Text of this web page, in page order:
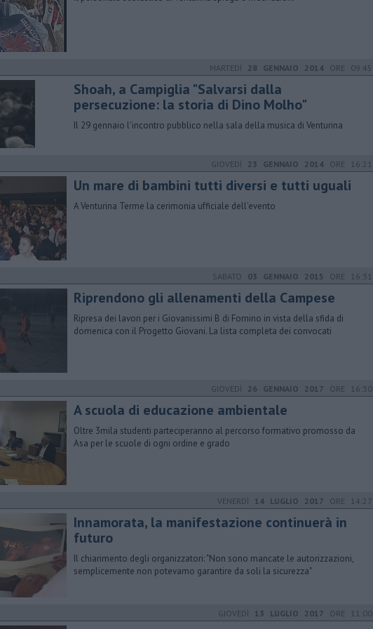
MARTEDÌ 28 GENNAIO 2014 ORE 09:45
Shoah, a Campiglia "Salvarsi dalla
persecuzione: la storia di Dino Molho"
Il 29 gennaio l'incontro pubblico nella sala della musica di Venturina
GIOVEDÌ 23 GENNAIO 2014 ORE 16:21
Un mare di bambini tutti diversi e tutti uguali
A Venturina Terme la cerimonia ufficiale dell'evento
SABATO 03 GENNAIO 2015 ORE 16:31
Riprendono gli allenamenti della Campese
Ripresa dei lavori per i Giovanissimi B di Fornino in vista della sfida di
domenica con il Progetto Giovani. La lista completa dei convocati
GIOVEDÌ 26 GENNAIO 2017 ORE 16:30
A scuola di educazione ambientale
Oltre 3mila studenti parteciperanno al percorso formativo promosso da
Asa per le scuole di ogni ordine e grado
VENERDÌ 14 LUGLIO 2017 ORE 14:27
Innamorata, la manifestazione continuerà in
futuro
Il chiarimento degli organizzatori: "Non sono mancate le autorizzazioni,
semplicemente non potevamo garantire da soli la sicurezza"
GIOVEDÌ 13 LUGLIO 2017 ORE 11:00